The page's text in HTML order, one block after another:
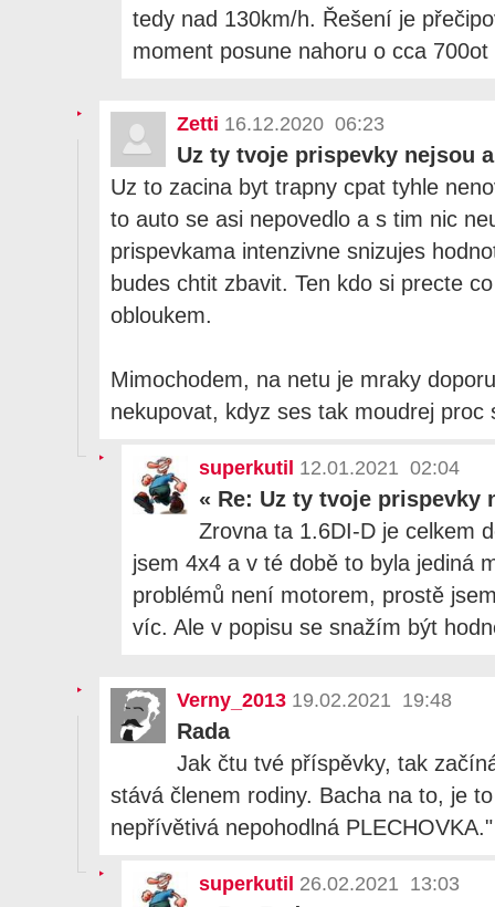
tedy nad 130km/h. Řešení je
moment posune nahoru o cca
Zetti 16.12.2020 06:23
Uz ty tvoje prispevky nejsou
Uz to zacina byt trapny cpat tyhle
to auto se asi nepovedlo a s tim nic
prispevkama intenzivne snizujes
budes chtit zbavit. Ten kdo si precte
obloukem.
Mimochodem, na netu je mraky
nekupovat, kdyz ses tak moudrej proc
superkutil 12.01.2021 02:04
« Re: Uz ty tvoje prispevky
Zrovna ta 1.6DI-D je celkem
jsem 4x4 a v té době to byla jediná
problémů není motorem, prostě
víc. Ale v popisu se snažím být
Verny_2013 19.02.2021 19:48
Rada
Jak čtu tvé příspěvky, tak
stává členem rodiny. Bacha na to, je
nepřívětivá nepohodlná PLECHOVKA."
superkutil 26.02.2021 13:03